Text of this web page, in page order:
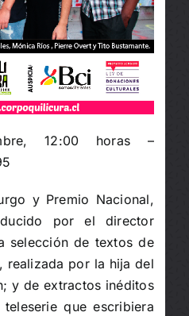
12:00 horas –
y Premio Nacional,
por el director
selección de textos de
realizada por la hija del
y de extractos inéditos
que escribiera